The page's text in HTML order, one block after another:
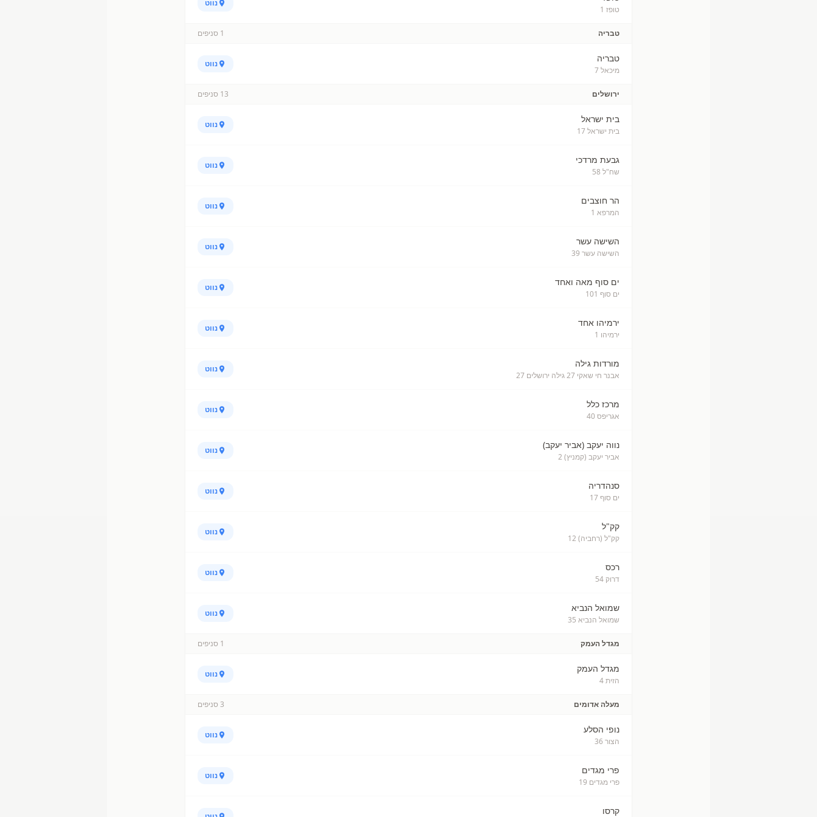
טופז 1
נווט
טבריה 1 סניפים
טבריה
מיכאל 7
נווט
ירושלים 13 סניפים
בית ישראל
בית ישראל 17
נווט
גבעת מרדכי
שח"ל 58
נווט
הר חוצבים
המרפא 1
נווט
השישה עשר
השישה עשר 39
נווט
ים סוף מאה ואחד
ים סוף 101
נווט
ירמיהו אחד
ירמיהו 1
נווט
מורדות גילה
אבנר חי שאקי 27 גילה ירושלים 27
נווט
מרכז כלל
אגריפס 40
נווט
נווה יעקב (אביר יעקב)
אביר יעקב (קמניץ) 2
נווט
סנהדריה
ים סוף 17
נווט
קק"ל
קק"ל (רחביה) 12
נווט
רכס
דרוק 54
נווט
שמואל הנביא
שמואל הנביא 35
נווט
מגדל העמק 1 סניפים
מגדל העמק
הזית 4
נווט
מעלה אדומים 3 סניפים
נופי הסלע
הצור 36
נווט
פרי מגדים
פרי מגדים 19
נווט
קרסו